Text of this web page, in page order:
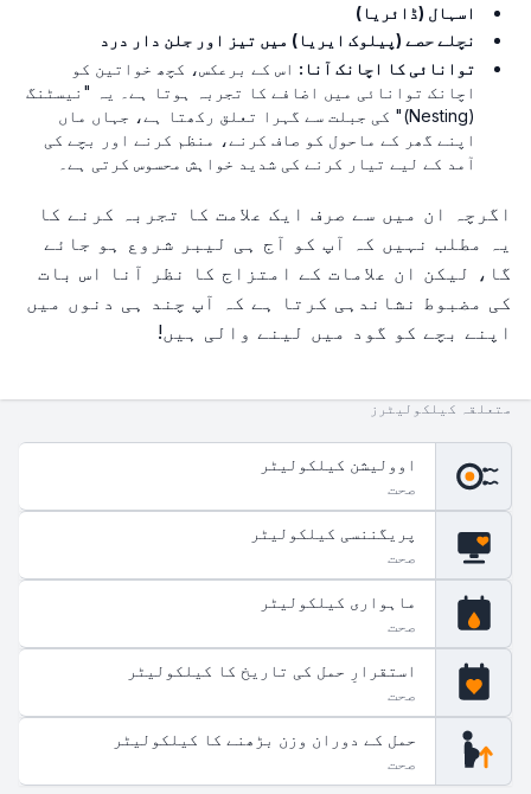
اسہال (ڈائریا)
نچلے حصے (پیلوک ایریا) میں تیز اور جلن دار درد
توانائی کا اچانک آنا: اس کے برعکس، کچھ خواتین کو
اچانک توانائی میں اضافے کا تجربہ ہوتا ہے۔ یہ "نیسٹنگ
(Nesting)" کی جبلت سے گہرا تعلق رکھتا ہے، جہاں ماں
اپنے گھر کے ماحول کو صاف کرنے، منظم کرنے اور بچے کی
آمد کے لیے تیار کرنے کی شدید خواہش محسوس کرتی ہے۔
اگرچہ ان میں سے صرف ایک علامت کا تجربہ کرنے کا
یہ مطلب نہیں کہ آپ کو آج ہی لیبر شروع ہو جائے
گا، لیکن ان علامات کے امتزاج کا نظر آنا اس بات
کی مضبوط نشاندہی کرتا ہے کہ آپ چند ہی دنوں میں
اپنے بچے کو گود میں لینے والی ہیں!
متعلقہ کیلکولیٹرز
اوولیشن کیلکولیٹر
صحت
پریگننسی کیلکولیٹر
صحت
ماہواری کیلکولیٹر
صحت
استقرارِ حمل کی تاریخ کا کیلکولیٹر
صحت
حمل کے دوران وزن بڑھنے کا کیلکولیٹر
صحت